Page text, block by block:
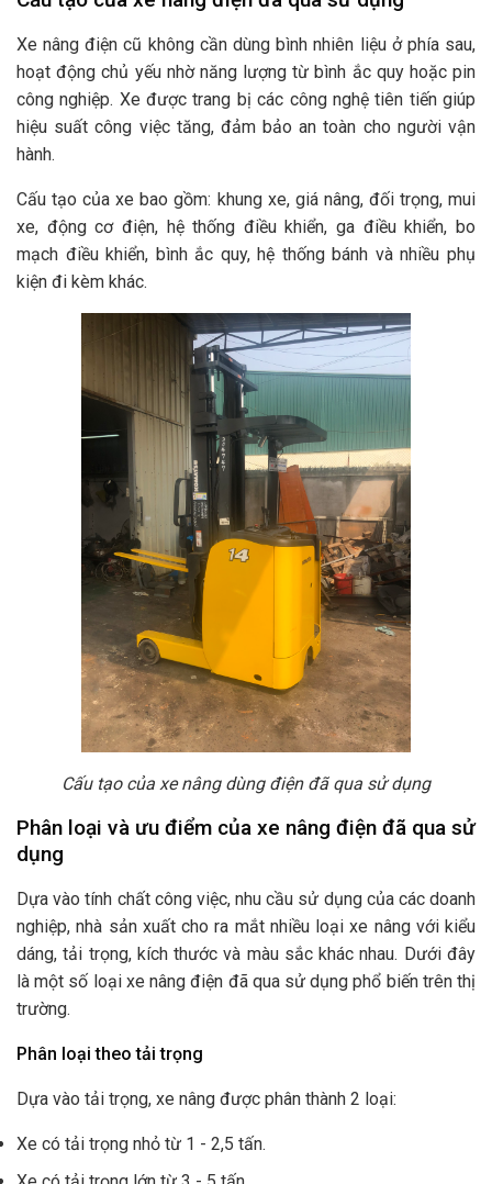
Xe nâng điện cũ không cần dùng bình nhiên liệu ở phía sau,
hoạt động chủ yếu nhờ năng lượng từ bình ắc quy hoặc pin
công nghiệp. Xe được trang bị các công nghệ tiên tiến giúp
hiệu suất công việc tăng, đảm bảo an toàn cho người vận
hành.
Cấu tạo của xe bao gồm: khung xe, giá nâng, đối trọng, mui
xe, động cơ điện, hệ thống điều khiển, ga điều khiển, bo
mạch điều khiển, bình ắc quy, hệ thống bánh và nhiều phụ
kiện đi kèm khác.
Cấu tạo của xe nâng dùng điện đã qua sử dụng
Phân loại và ưu điểm của xe nâng điện đã qua sử
dụng
Dựa vào tính chất công việc, nhu cầu sử dụng của các doanh
nghiệp, nhà sản xuất cho ra mắt nhiều loại xe nâng với kiểu
dáng, tải trọng, kích thước và màu sắc khác nhau. Dưới đây
là một số loại xe nâng điện đã qua sử dụng phổ biến trên thị
trường.
Phân loại theo tải trọng
Dựa vào tải trọng, xe nâng được phân thành 2 loại:
Xe có tải trọng nhỏ từ 1 - 2,5 tấn.